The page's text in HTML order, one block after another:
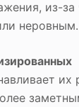
из-за
неровным.
их